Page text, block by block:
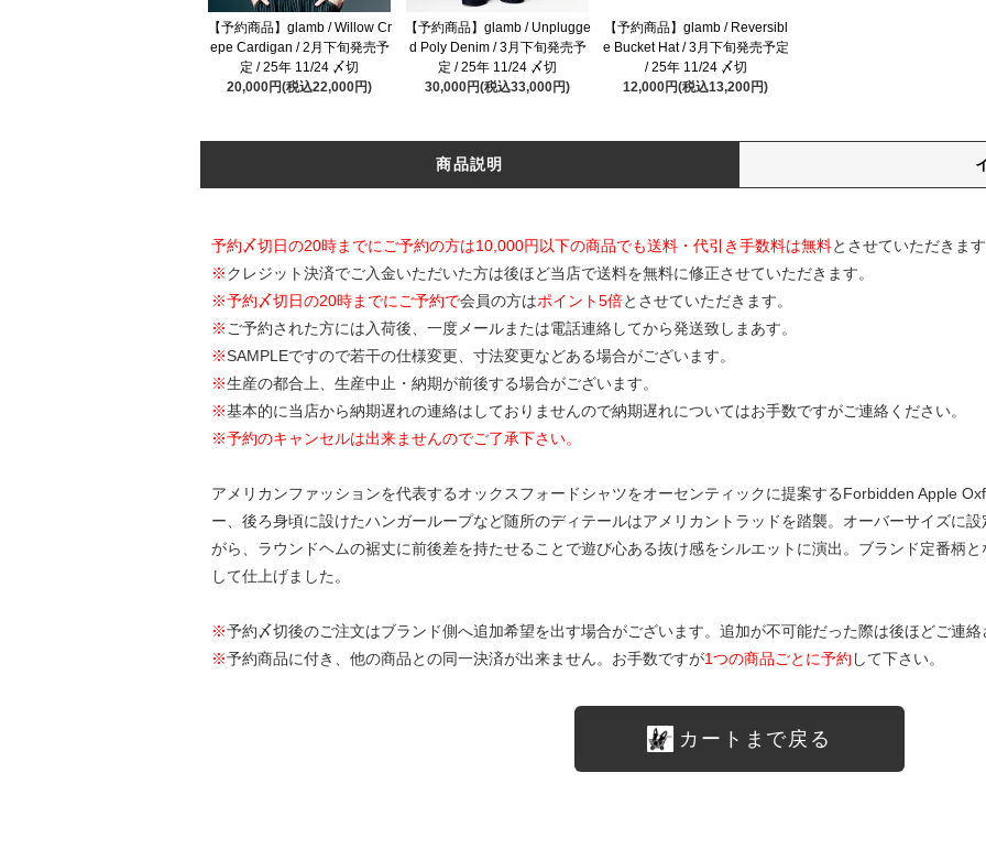
【予約商品】glamb / Willow Cr
epe Cardigan / 2月下旬発売予
定 / 25年 11/24 〆切
20,000円(税込22,000円)
【予約商品】glamb / Unplugge
d Poly Denim / 3月下旬発売予
定 / 25年 11/24 〆切
30,000円(税込33,000円)
【予約商品】glamb / Reversibl
e Bucket Hat / 3月下旬発売予定
/ 25年 11/24 〆切
12,000円(税込13,200円)
商品説明
予約〆切日の20時までにご予約の方は10,000円以下の商品でも送料・代引き手数料は無料とさせていただきます
※クレジット決済でご入金いただいた方は後ほど当店で送料を無料に修正させていただきます。
※予約〆切日の20時までにご予約で会員の方はポイント5倍とさせていただきます。
※ ご予約された方には入荷後、一度メールまたは電話連絡してから発送致しまあす。
※SAMPLEですので若干の仕様変更、寸法変更などある場合がございます。
※生産の都合上、生産中止・納期が前後する場合がございます。
※基本的に当店から納期遅れの連絡はしておりませんので納期遅れについてはお手数ですがご連絡ください。
※予約のキャンセルは出来ませんのでご了承下さい。
アメリカンファッションを代表するオックスフォードシャツをオーセンティックに提案するForbidden Apple
ー、後ろ身頃に設けたハンガーループなど随所のディテールはアメリカントラッドを踏襲。オーバーサイズに
がら、ラウンドヘムの裾丈に前後差を持たせることで遊び心ある抜け感をシルエットに演出。ブランド定番柄
して仕上げました。
※予約〆切後のご注文はブランド側へ追加希望を出す場合がございます。追加が不可能だった際は後ほどご連絡
※予約商品に付き、他の商品との同一決済が出来ません。お手数ですが1つの商品ごとに予約 して下さい。
カートまで戻る